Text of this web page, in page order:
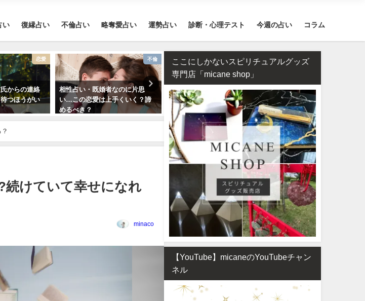
い 復縁占い 不倫占い 略奪愛占い 運勢占い 診断・心理テスト 今週の占い コラム
恋愛
からの連絡
つほうがい
不倫
相性占い・既婚者なのに片思
い…この恋愛は上手くいく？諦
めるべき？
誕生日占い・運命の人を顔画像
付きで完全無料で鑑定します！
干支占い2026年（令和8年
二支＋60種類（60干支）の
勢・性格・相性を無料紹介
続けていて幸せになれ
minaco
ここにしかないスピリチュアルグッズ
専門店「micane shop」
【YouTube】micaneのYouTubeチャン
ネル